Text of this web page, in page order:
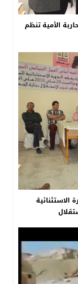
الأمية تنظم
الاستثنائية